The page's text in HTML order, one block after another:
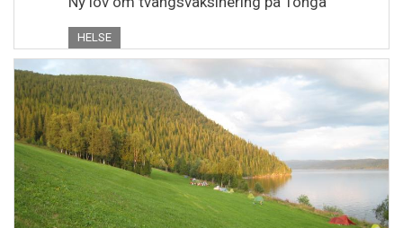
HELSE